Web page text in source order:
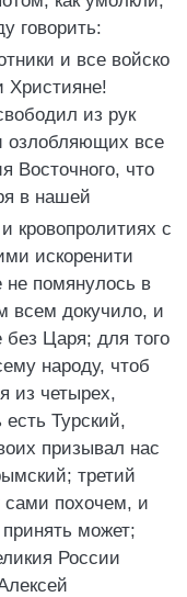
говорить:
и все войско
Християне!
из рук
озлобляющих все
Восточного, что
в нашей
кровопролитиях с
искоренити
помянулось в
всем докучило, и
Царя; для того
народу, чтоб
из четырех,
Турский,
призывал нас
третий
сами похочем, и
может;
России